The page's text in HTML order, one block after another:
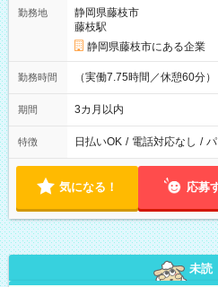
勤務地
静岡県藤枝市
藤枝駅
静岡県藤枝市にある企業
勤務時間 （実働7.75時間／休憩60分）
期間 3カ月以内
特徴 日払いOK / 電話対応なし /
気になる！ 応募
未読